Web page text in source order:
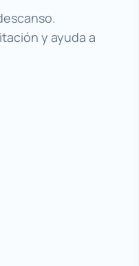
y ayuda a